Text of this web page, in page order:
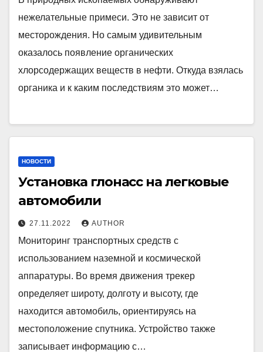
нежелательные примеси. Это не зависит от
месторождения. Но самым удивительным
оказалось появление органических
хлорсодержащих веществ в нефти. Откуда взялась
органика и к каким последствиям это может…
НОВОСТИ
Установка глонасс на легковые
автомобили
27.11.2022 AUTHOR
Мониторинг транспортных средств с
использованием наземной и космической
аппаратуры. Во время движения трекер
определяет широту, долготу и высоту, где
находится автомобиль, ориентируясь на
местоположение спутника. Устройство также
записывает информацию с…